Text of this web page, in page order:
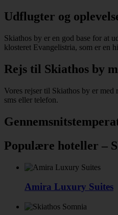
Udflugter og
Skiathos by er en god base for at
klosteret Evangelistria, som er en
Rejs til Skiathos by
Vores rejser til Skiathos by er
sms eller telefon.
Populære hoteller –
Amira Luxury Suites